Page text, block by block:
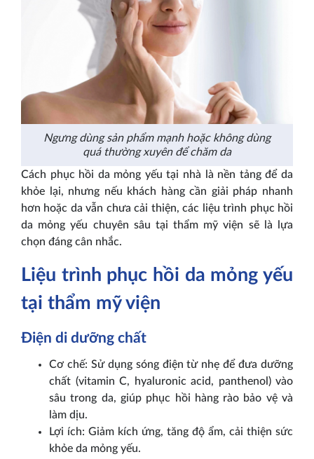
Ngưng dùng sản phẩm mạnh hoặc không dùng
quá thường xuyên để chăm da
Cách phục hồi da mỏng yếu tại nhà là nền tảng để da
khỏe lại, nhưng nếu khách hàng cần giải pháp nhanh
hơn hoặc da vẫn chưa cải thiện, các liệu trình phục hồi
da mỏng yếu chuyên sâu tại thẩm mỹ viện sẽ là lựa
chọn đáng cân nhắc.
Liệu trình phục hồi da mỏng yếu
tại thẩm mỹ viện
Điện di dưỡng chất
Cơ chế: Sử dụng sóng điện từ nhẹ để đưa dưỡng
chất (vitamin C, hyaluronic acid, panthenol) vào
sâu trong da, giúp phục hồi hàng rào bảo vệ và
làm dịu.
Lợi ích: Giảm kích ứng, tăng độ ẩm, cải thiện sức
khỏe da mỏng yếu.